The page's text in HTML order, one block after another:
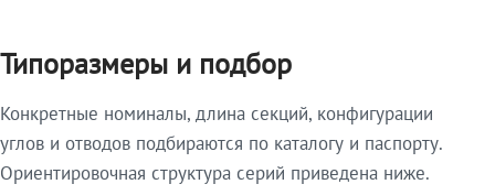
Типоразмеры и подбор
Конкретные номиналы, длина секций, конфигурации
углов и отводов подбираются по каталогу и паспорту.
Ориентировочная структура серий приведена ниже.